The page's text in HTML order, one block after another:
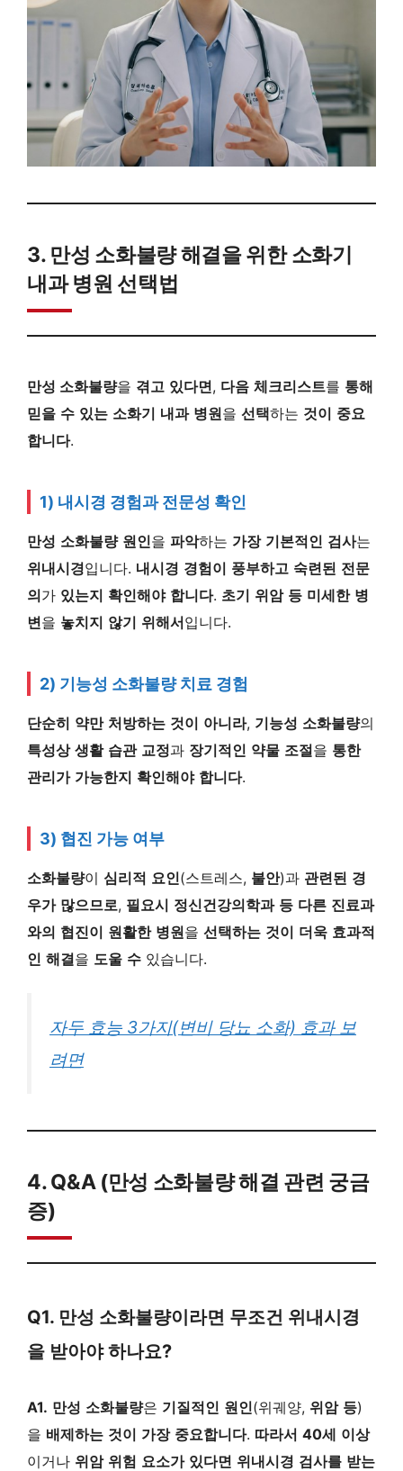
3. 만성 소화불량 해결을 위한 소화기
내과 병원 선택법
만성 소화불량을 겪고 있다면, 다음 체크리스트를 통해
믿을 수 있는 소화기 내과 병원을 선택하는 것이 중요
합니다.
1) 내시경 경험과 전문성 확인
만성 소화불량 원인을 파악하는 가장 기본적인 검사는
위내시경입니다. 내시경 경험이 풍부하고 숙련된 전문
의가 있는지 확인해야 합니다. 초기 위암 등 미세한 병
변을 놓치지 않기 위해서입니다.
2) 기능성 소화불량 치료 경험
단순히 약만 처방하는 것이 아니라, 기능성 소화불량의
특성상 생활 습관 교정과 장기적인 약물 조절을 통한
관리가 가능한지 확인해야 합니다.
3) 협진 가능 여부
소화불량이 심리적 요인(스트레스, 불안)과 관련된 경
우가 많으므로, 필요시 정신건강의학과 등 다른 진료과
와의 협진이 원활한 병원을 선택하는 것이 더욱 효과적
인 해결을 도울 수 있습니다.
자두 효능 3가지(변비 당뇨 소화) 효과 보
려면
4. Q&A (만성 소화불량 해결 관련 궁금
증)
Q1. 만성 소화불량이라면 무조건 위내시경
을 받아야 하나요?
A1. 만성 소화불량은 기질적인 원인(위궤양, 위암 등)
을 배제하는 것이 가장 중요합니다. 따라서 40세 이상
이거나 위암 위험 요소가 있다면 위내시경 검사를 받는